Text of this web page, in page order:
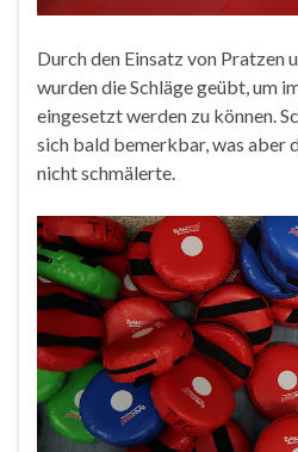
Durch den Einsatz von Pratzen
wurden die Schläge geübt, um
eingesetzt werden zu können.
sich bald bemerkbar, was aber
nicht schmälerte.